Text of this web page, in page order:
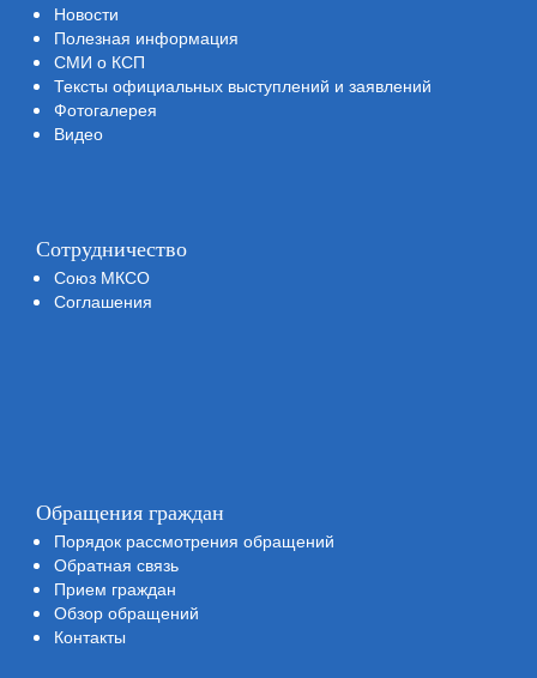
Новости
Полезная информация
СМИ о КСП
Тексты официальных выступлений и заявлений
Фотогалерея
Видео
Сотрудничество
Союз МКСО
Соглашения
Обращения граждан
Порядок рассмотрения обращений
Обратная связь
Прием граждан
Обзор обращений
Контакты